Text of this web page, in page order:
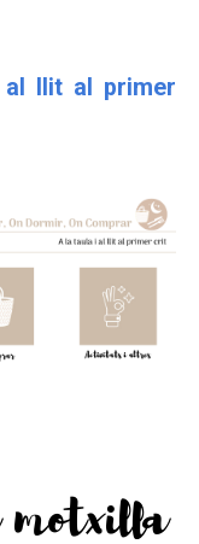
al llit al primer
motxilla